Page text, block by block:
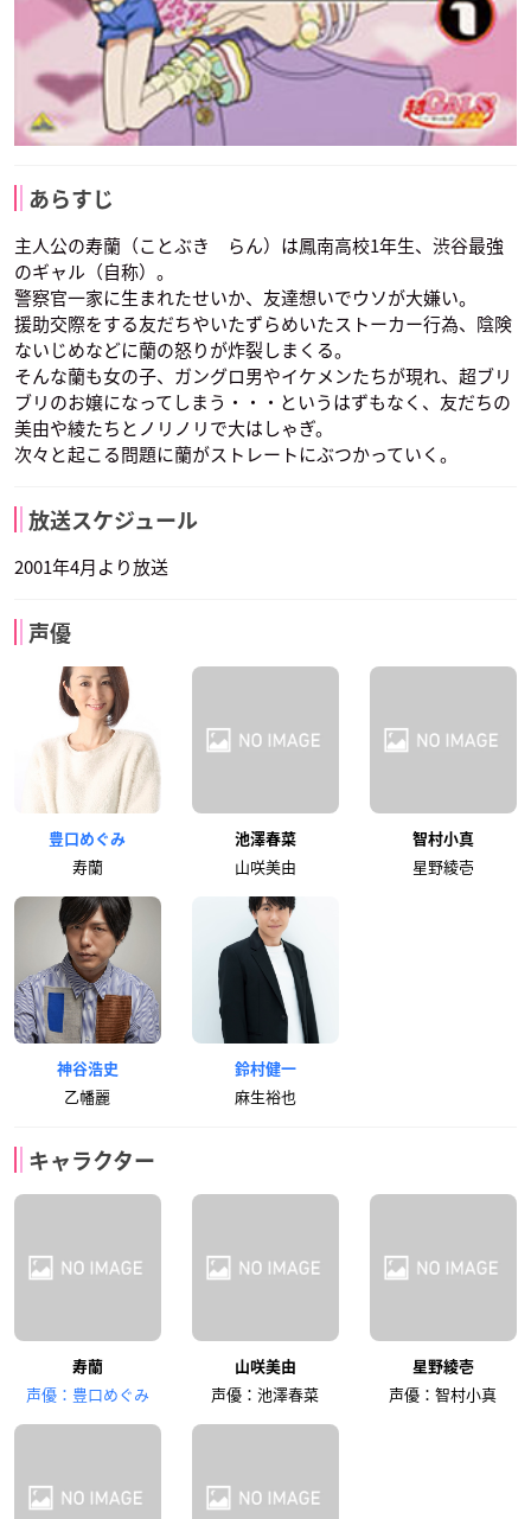
あらすじ
主人公の寿蘭（ことぶき らん）は鳳南高校1年生、渋谷最強
のギャル（自称）。
警察官一家に生まれたせいか、友達想いでウソが大嫌い。
援助交際をする友だちやいたずらめいたストーカー行為、陰険
ないじめなどに蘭の怒りが炸裂しまくる。
そんな蘭も女の子、ガングロ男やイケメンたちが現れ、超ブリ
ブリのお嬢になってしまう・・・というはずもなく、友だちの
美由や綾たちとノリノリで大はしゃぎ。
次々と起こる問題に蘭がストレートにぶつかっていく。
放送スケジュール
2001年4月より放送
声優
豊口めぐみ
寿蘭
池澤春菜
山咲美由
智村小真
星野綾壱
神谷浩史
乙幡麗
鈴村健一
麻生裕也
キャラクター
寿蘭
声優：豊口めぐみ
山咲美由
声優：池澤春菜
星野綾壱
声優：智村小真